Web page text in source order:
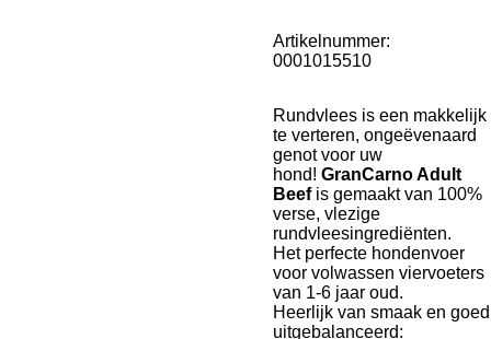
Artikelnummer:
0001015510
Rundvlees is een makkelijk
te verteren, ongeëvenaard
genot voor uw
hond! GranCarno Adult
Beef is gemaakt van 100%
verse, vlezige
rundvleesingrediënten.
Het perfecte hondenvoer
voor volwassen viervoeters
van 1-6 jaar oud.
Heerlijk van smaak en goed
uitgebalanceerd: